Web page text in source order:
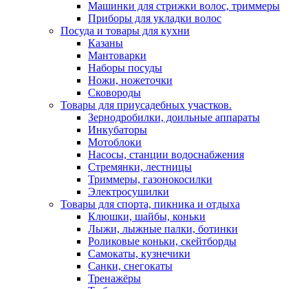
Машинки для стрижки волос, триммеры
Приборы для укладки волос
Посуда и товары для кухни
Казаны
Мантоварки
Наборы посуды
Ножи, ножеточки
Сковороды
Товары для приусадебных участков.
Зернодробилки, доильные аппараты
Инкубаторы
Мотоблоки
Насосы, станции водоснабжения
Стремянки, лестницы
Триммеры, газонокосилки
Электросушилки
Товары для спорта, пикника и отдыха
Клюшки, шайбы, коньки
Лыжи, лыжные палки, ботинки
Роликовые коньки, скейтборды
Самокаты, кузнечики
Санки, снегокаты
Тренажёры